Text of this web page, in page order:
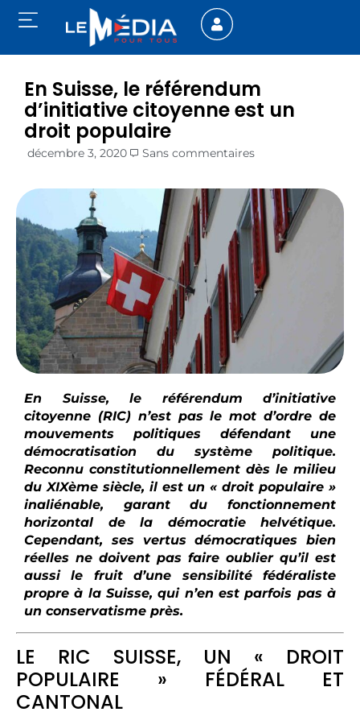
En Suisse, le référendum
d’initiative citoyenne est un
droit populaire
décembre 3, 2020 Sans commentaires
En Suisse, le référendum d’initiative
citoyenne (RIC) n’est pas le mot d’ordre de
mouvements politiques défendant une
démocratisation du système politique.
Reconnu constitutionnellement dès le milieu
du XIXème siècle, il est un « droit populaire »
inaliénable, garant du fonctionnement
horizontal de la démocratie helvétique.
Cependant, ses vertus démocratiques bien
réelles ne doivent pas faire oublier qu’il est
aussi le fruit d’une sensibilité fédéraliste
propre à la Suisse, qui n’en est parfois pas à
un conservatisme près.
LE RIC SUISSE, UN « DROIT
POPULAIRE » FÉDÉRAL ET
CANTONAL